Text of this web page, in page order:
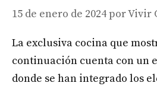
15 de enero de 2024porVivir
La exclusiva cocina que
continuación cuenta con un
donde se han integrado los